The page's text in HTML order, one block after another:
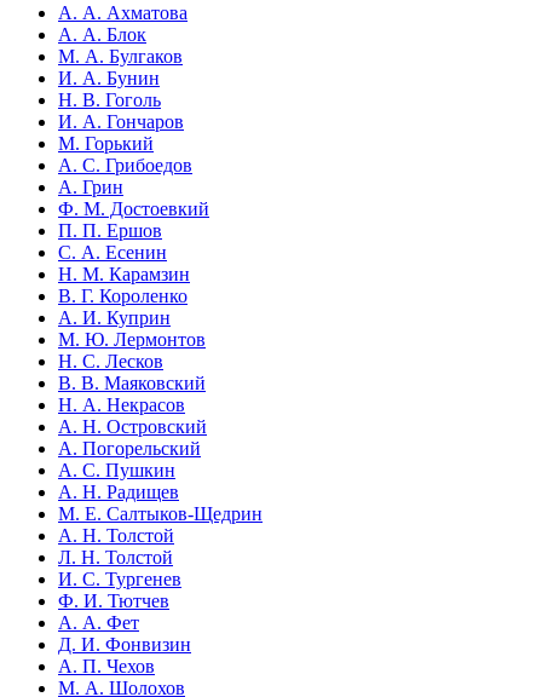
А. А. Ахматова
А. А. Блок
М. А. Булгаков
И. А. Бунин
Н. В. Гоголь
И. А. Гончаров
М. Горький
А. С. Грибоедов
А. Грин
Ф. М. Достоевкий
П. П. Ершов
С. А. Есенин
Н. М. Карамзин
В. Г. Короленко
А. И. Куприн
М. Ю. Лермонтов
Н. С. Лесков
В. В. Маяковский
Н. А. Некрасов
А. Н. Островский
А. Погорельский
А. С. Пушкин
А. Н. Радищев
М. Е. Салтыков-Щедрин
А. Н. Толстой
Л. Н. Толстой
И. С. Тургенев
Ф. И. Тютчев
А. А. Фет
Д. И. Фонвизин
А. П. Чехов
М. А. Шолохов